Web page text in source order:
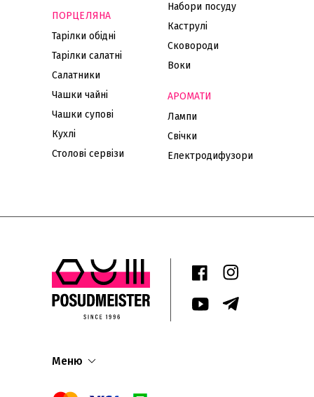
ПОРЦЕЛЯНА
Тарілки обідні
Тарілки салатні
Салатники
Чашки чайні
Чашки супові
Кухлі
Столові сервізи
Набори посуду
Каструлі
Сковороди
Воки
АРОМАТИ
Лампи
Свічки
Електродифузори
Меню